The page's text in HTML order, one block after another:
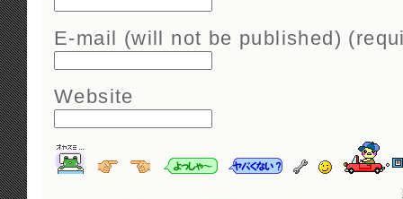
E-mail (will not be published)
Website